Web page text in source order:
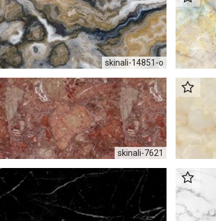
skinali-14851-o
skinali-7621